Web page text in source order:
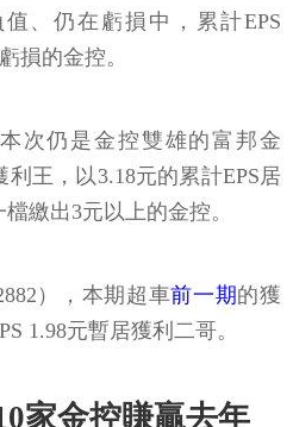
、仍在虧損中，累計EPS
損的金控。
次仍是金控雙雄的富邦金
利王，以3.18元的累計EPS居
繳出3元以上的金控。
），本期超車前一期的獲
1.98元暫居獲利二哥。
家金控賺贏去年